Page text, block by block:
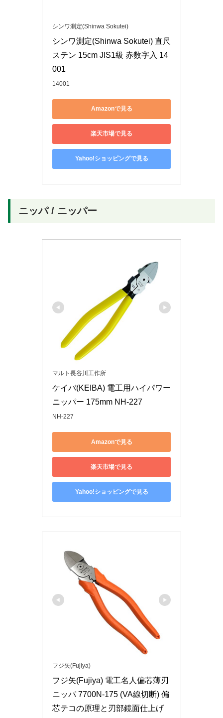
シンワ測定(Shinwa Sokutei)
シンワ測定(Shinwa Sokutei) 直尺
ステン 15cm JIS1級 赤数字入 14
001
14001
Amazonで見る
楽天市場で見る
Yahoo!ショッピングで見る
ニッパ / ニッパー
マルト長谷川工作所
ケイバ(KEIBA) 電工用ハイパワー
ニッパー 175mm NH-227
NH-227
Amazonで見る
楽天市場で見る
Yahoo!ショッピングで見る
フジ矢(Fujiya)
フジ矢(Fujiya) 電工名人偏芯薄刃
ニッパ 7700N-175 (VA線切断) 偏
芯テコの原理と刃部鏡面仕上げ